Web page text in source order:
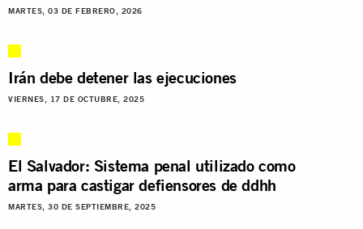
MARTES, 03 DE FEBRERO, 2026
Irán debe detener las ejecuciones
VIERNES, 17 DE OCTUBRE, 2025
El Salvador: Sistema penal utilizado como
arma para castigar defiensores de ddhh
MARTES, 30 DE SEPTIEMBRE, 2025